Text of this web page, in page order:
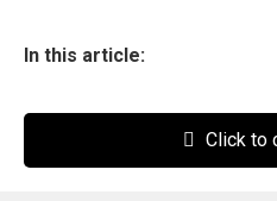
In this article:
Click to